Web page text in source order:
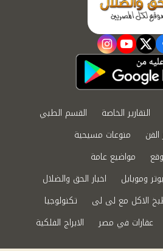
twitter
youtube
instagram
التقارير الخاصة
القسم الطبي
الفن
منوعات مسيحية
مواضيع عامة
وموبايل
اخبار الحق والضلال
الاكل مع لى لى
تكنولوجيا
عقارات في مصر
الابراج الفلكية